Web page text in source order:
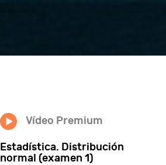
Vídeo Premium
Estadística. Distribución
normal (examen 1)